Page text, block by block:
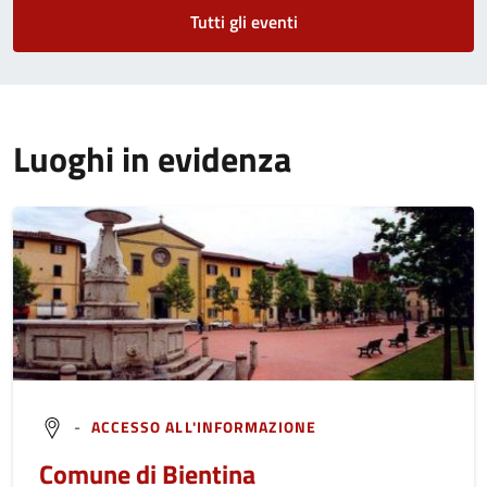
Tutti gli eventi
Luoghi in evidenza
- ACCESSO ALL'INFORMAZIONE
Comune di Bientina